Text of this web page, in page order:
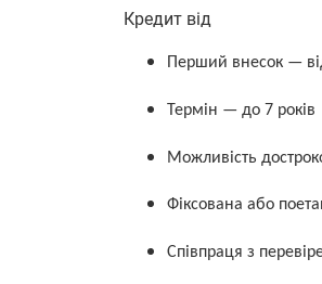
Кредит від
Перший внесок —
Термін — до 7 років
Можливість
Фіксована або
Співпраця з